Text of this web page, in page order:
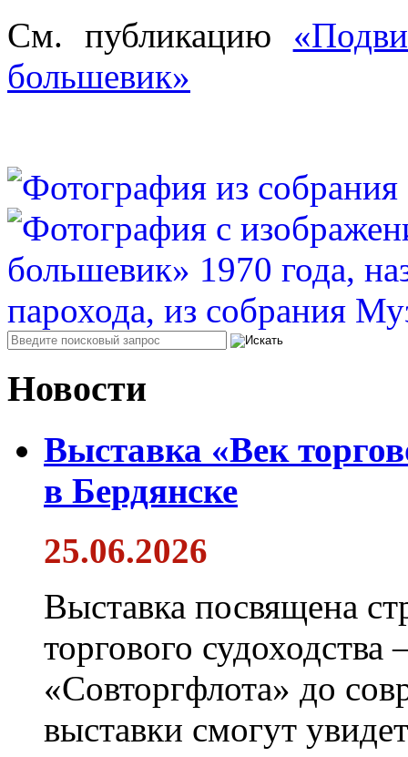
См. публикацию
большевик»
Новости
Выставка «Век
в Бердянске
25.06.2026
Выставка посвящена
торгового
«Совторгфлота» до
выставки смогут